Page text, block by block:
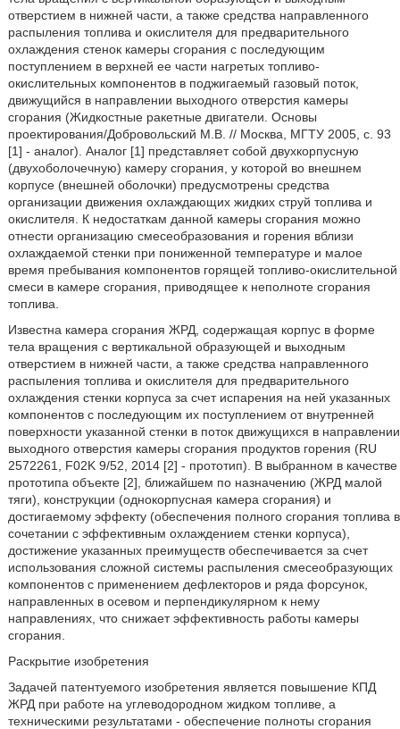
отверстием в нижней части, а также средства направленного
распыления топлива и окислителя для предварительного
охлаждения стенок камеры сгорания с последующим
поступлением в верхней ее части нагретых топливо-
окислительных компонентов в поджигаемый газовый поток,
движущийся в направлении выходного отверстия камеры
сгорания (Жидкостные ракетные двигатели. Основы
проектирования/Добровольский М.В. // Москва, МГТУ 2005, с. 93
[1] - аналог). Аналог [1] представляет собой двухкорпусную
(двухоболочечную) камеру сгорания, у которой во внешнем
корпусе (внешней оболочки) предусмотрены средства
организации движения охлаждающих жидких струй топлива и
окислителя. К недостаткам данной камеры сгорания можно
отнести организацию смесеобразования и горения вблизи
охлаждаемой стенки при пониженной температуре и малое
время пребывания компонентов горящей топливо-окислительной
смеси в камере сгорания, приводящее к неполноте сгорания
топлива.
Известна камера сгорания ЖРД, содержащая корпус в форме
тела вращения с вертикальной образующей и выходным
отверстием в нижней части, а также средства направленного
распыления топлива и окислителя для предварительного
охлаждения стенки корпуса за счет испарения на ней указанных
компонентов с последующим их поступлением от внутренней
поверхности указанной стенки в поток движущихся в направлении
выходного отверстия камеры сгорания продуктов горения (RU
2572261, F02K 9/52, 2014 [2] - прототип). В выбранном в качестве
прототипа объекте [2], ближайшем по назначению (ЖРД малой
тяги), конструкции (однокорпусная камера сгорания) и
достигаемому эффекту (обеспечения полного сгорания топлива в
сочетании с эффективным охлаждением стенки корпуса),
достижение указанных преимуществ обеспечивается за счет
использования сложной системы распыления смесеобразующих
компонентов с применением дефлекторов и ряда форсунок,
направленных в осевом и перпендикулярном к нему
направлениях, что снижает эффективность работы камеры
сгорания.
Раскрытие изобретения
Задачей патентуемого изобретения является повышение КПД
ЖРД при работе на углеводородном жидком топливе, а
техническими результатами - обеспечение полноты сгорания